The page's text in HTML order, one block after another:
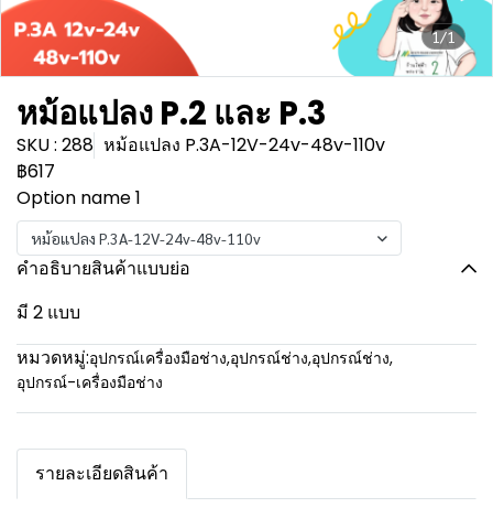
1/1
หม้อแปลง P.2 และ P.3
SKU : 288 หม้อแปลง P.3A-12V-24v-48v-110v
฿617
Option name 1
หม้อแปลง P.3A-12V-24v-48v-110v
คำอธิบายสินค้าแบบย่อ
มี 2 แบบ
หมวดหมู่:อุปกรณ์เครื่องมือช่าง,อุปกรณ์ช่าง,อุปกรณ์ช่าง,
อุปกรณ์-เครื่องมือช่าง
รายละเอียดสินค้า